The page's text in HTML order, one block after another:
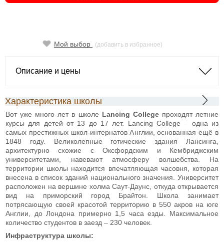
Мой выбор (добавить в избранное)
Описание и цены
Характеристика школы
Вот уже много лет в школе Lancing Collegeпроходят летние
курсы для детей от 13 до 17 лет. Lancing College – одна из
самых престижных школ-интернатов Англии, основанная ещё в
1848 году. Великолепные готические здания Лансинга,
архитектурно схожие с Оксфордским и Кембриджским
университетами, навевают атмосферу волшебства. На
территории школы находится впечатляющая часовня, которая
внесена в список зданий национального значения. Университет
расположен на вершине холма Саут-Даунс, откуда открывается
вид на приморский город Брайтон. Школа занимает
потрясающую своей красотой территорию в 550 акров на юге
Англии, до Лондона примерно 1,5 часа езды. Максимальное
количество студентов в заезд – 230 человек.
Инфраструктура школы: